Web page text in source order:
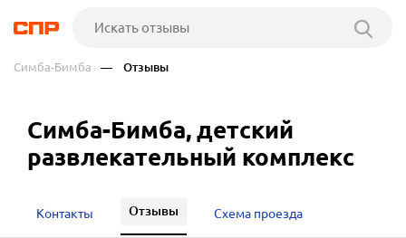
Симба-Бимба — Отзывы
Симба-Бимба, детский
развлекательный комплекс
Контакты Отзывы Схема проезда